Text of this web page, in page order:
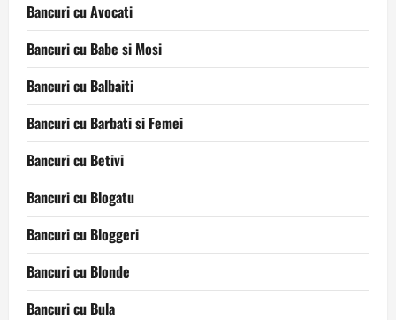
Bancuri cu Avocati
Bancuri cu Babe si Mosi
Bancuri cu Balbaiti
Bancuri cu Barbati si Femei
Bancuri cu Betivi
Bancuri cu Blogatu
Bancuri cu Bloggeri
Bancuri cu Blonde
Bancuri cu Bula